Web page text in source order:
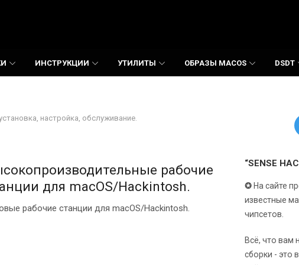
ИНСТРУКЦИИ УТИЛИТЫ ОБРАЗЫ MACOS DSDT
настройка, обслуживание.
рабочие
для macOS/Hackintosh.
рабочие станции для macOS/Hackintosh.
“SENSE
✪ На сайте
известные
чипсетов.
Всё, что вам
сборки - это